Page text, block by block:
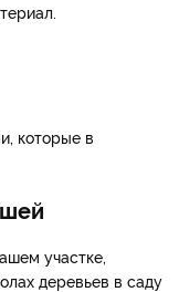
которые в
участке,
деревьев в саду